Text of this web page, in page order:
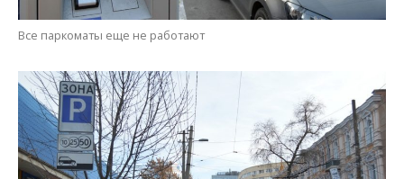
Все паркоматы еще не работают